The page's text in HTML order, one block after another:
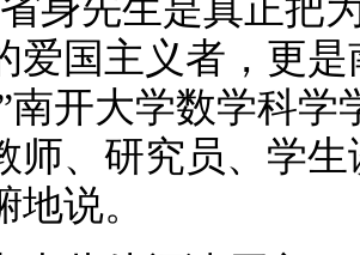
先生是真正把为
爱国主义者，更
南开大学数学科
师、研究员、学
地说。